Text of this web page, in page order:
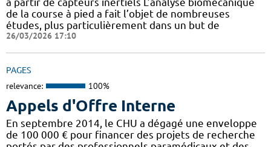
de la course à pied a fait l’objet de nombreuses
études, plus particulièrement dans un but de
26/03/2026 17:10
PAGES
relevance: 100%
Appels d'Offre Interne
En septembre 2014, le CHU a dégagé une enveloppe
de 100 000 € pour financer des projets de recherche